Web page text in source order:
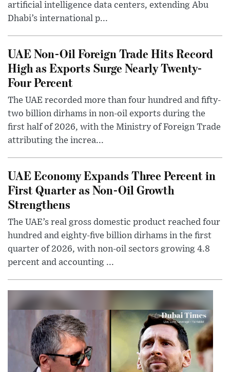
artificial intelligence data centers, extending Abu
Dhabi’s international p...
UAE Non-Oil Foreign Trade Hits Record
High as Exports Surge Nearly Twenty-
Four Percent
The UAE recorded more than four hundred and fifty-
two billion dirhams in non-oil exports during the
first half of 2026, with the Ministry of Foreign Trade
attributing the increa...
UAE Economy Expands Three Percent in
First Quarter as Non-Oil Growth
Strengthens
The UAE’s real gross domestic product reached four
hundred and eighty-five billion dirhams in the first
quarter of 2026, with non-oil sectors growing 4.8
percent and accounting ...